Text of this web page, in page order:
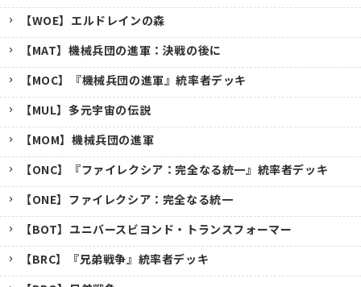
【WOE】エルドレインの森
【MAT】機械兵団の進軍：決戦の後に
【MOC】『機械兵団の進軍』統率者デッキ
【MUL】多元宇宙の伝説
【MOM】機械兵団の進軍
【ONC】『ファイレクシア：完全なる統一』統率者デッキ
【ONE】ファイレクシア：完全なる統一
【BOT】ユニバースビヨンド・トランスフォーマー
【BRC】『兄弟戦争』統率者デッキ